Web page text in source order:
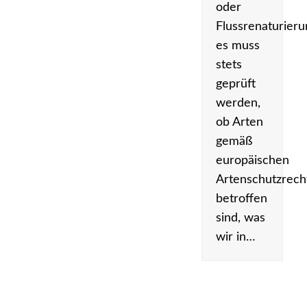
oder
es muss
stets
geprüft
werden,
ob Arten
gemäß
europäischen
betroffen
sind, was
wir in…